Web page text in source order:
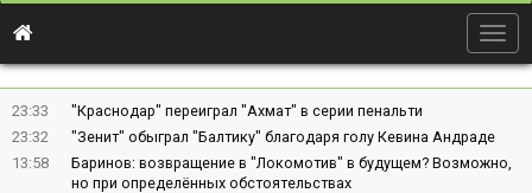
23:33
"Краснодар" переиграл "Ахмат" в серии пенальти
23:32
"Зенит" обыграл "Балтику" благодаря голу Кевина Андраде
13:58
Баринов: возвращение в "Локомотив" в будущем? Возможно,
но при определённых обстоятельствах